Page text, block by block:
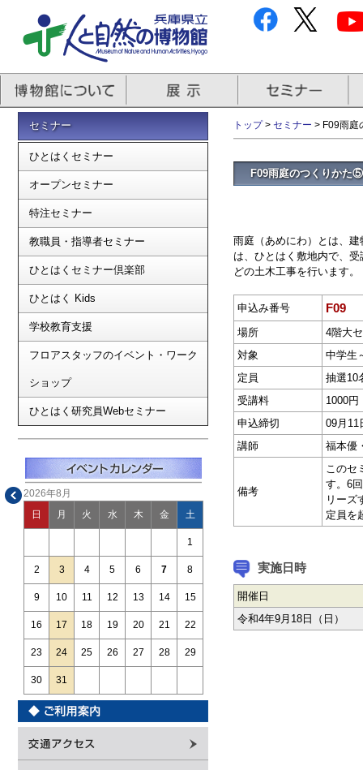
セミナー
ひとはくセミナー
オープンセミナー
特注セミナー
教職員・指導者セミナー
ひとはくセミナー倶楽部
ひとはく Kids
学校教育支援
フロアスタッフのイベント・ワーク
ショップ
ひとはく研究員Webセミナー
2026年8月
日 月 火 水 木 金 土
1
2 3 4 5 6 7 8
9 10 11 12 13 14 15
16 17 18 19 20 21 22
23 24 25 26 27 28 29
30 31
トップ> セミナー > F09雨庭
F09雨庭のつくりかた
雨庭（あめにわ）とは、
は、ひとはく敷地内で、
どの土木工事を行います。
申込み番号 F09
場所
4階大
対象
中学生
定員
抽選10
受講料
1000円
申込締切
09月11
講師
福本優
備考
このセ
す。6
リーズ
定員を
実施日時
開催日
令和4年9月18日（日）